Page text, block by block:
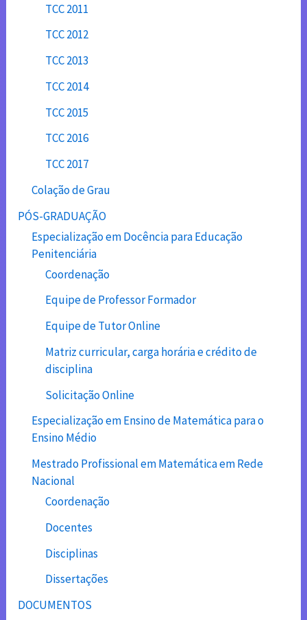
TCC 2011
TCC 2012
TCC 2013
TCC 2014
TCC 2015
TCC 2016
TCC 2017
Colação de Grau
PÓS-GRADUAÇÃO
Especialização em Docência para Educação
Penitenciária
Coordenação
Equipe de Professor Formador
Equipe de Tutor Online
Matriz curricular, carga horária e crédito de
disciplina
Solicitação Online
Especialização em Ensino de Matemática para o
Ensino Médio
Mestrado Profissional em Matemática em Rede
Nacional
Coordenação
Docentes
Disciplinas
Dissertações
DOCUMENTOS